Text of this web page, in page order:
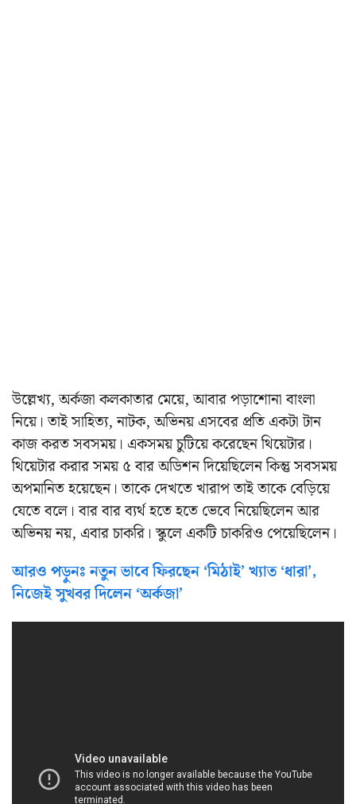
উল্লেখ্য, অর্কজা কলকাতার মেয়ে, আবার পড়াশোনা বাংলা
নিয়ে। তাই সাহিত্য, নাটক, অভিনয় এসবের প্রতি একটা টান
কাজ করত সবসময়। একসময় চুটিয়ে করেছেন থিয়েটার।
থিয়েটার করার সময় ৫ বার অডিশন দিয়েছিলেন কিন্তু সবসময়
অপমানিত হয়েছেন। তাকে দেখতে খারাপ তাই তাকে বেড়িয়ে
যেতে বলে। বার বার ব্যর্থ হতে হতে ভেবে নিয়েছিলেন আর
অভিনয় নয়, এবার চাকরি। স্কুলে একটি চাকরিও পেয়েছিলেন।
আরও পড়ুনঃ নতুন ভাবে ফিরছেন ‘মিঠাই’ খ্যাত ‘ধারা’,
নিজেই সুখবর দিলেন ‘অর্কজা’